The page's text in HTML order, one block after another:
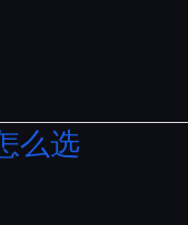
么选